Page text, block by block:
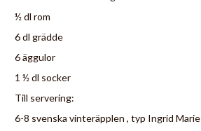
½ dl rom
6 dl grädde
6 äggulor
1 ½ dl socker
Till servering:
6-8 svenska vinteräpplen , typ Ingrid Marie